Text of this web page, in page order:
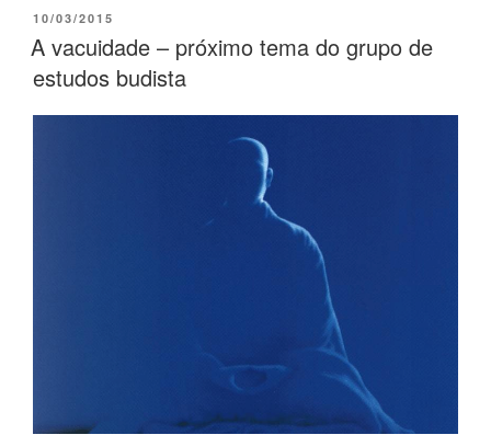
10/03/2015
A vacuidade – próximo tema do grupo de
estudos budista